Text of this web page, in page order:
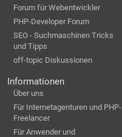
Forum für Webentwickler
PHP-Developer Forum
SEO - Suchmaschinen Tricks
und Tipps
off-topic Diskussionen
Informationen
Über uns
Für Internetagenturen und PHP-
Freelancer
Für Anwender und